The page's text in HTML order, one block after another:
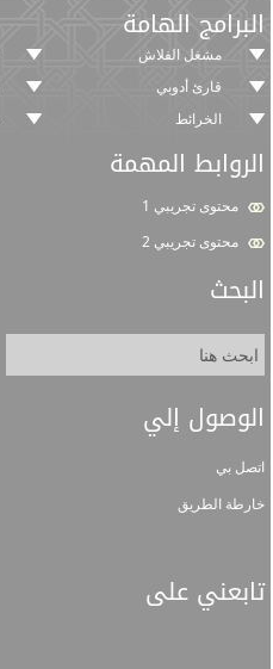
البرامج الهامة
مشغل الفلاش
قارئ أدوبي
الخرائط
الروابط المهمة
محتوى تجريبي 1
محتوى تجريبي 2
البحث
الوصول إلي
اتصل بي
خارطة الطريق
تابعني على